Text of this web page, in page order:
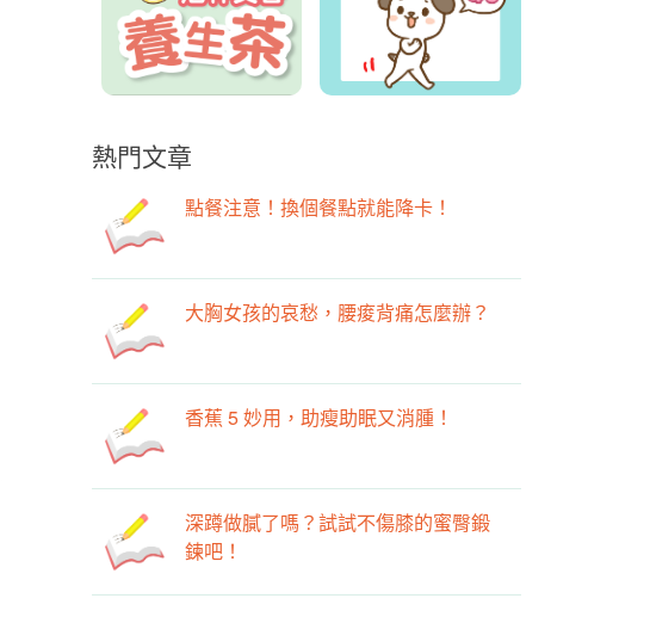
熱門文章
點餐注意！換個餐點就能降卡！
大胸女孩的哀愁，腰痠背痛怎麼辦？
香蕉 5 妙用，助瘦助眠又消腫！
深蹲做膩了嗎？試試不傷膝的蜜臀鍛
鍊吧！